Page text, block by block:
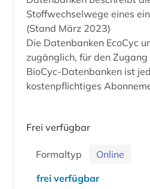
Stoffwechselwege eines
(Stand März 2023)
Die Datenbanken EcoCyc
zugänglich, für den
BioCyc-Datenbanken ist
kostenpflichtiges
Frei verfügbar
Formaltyp
Online
frei verfügbar